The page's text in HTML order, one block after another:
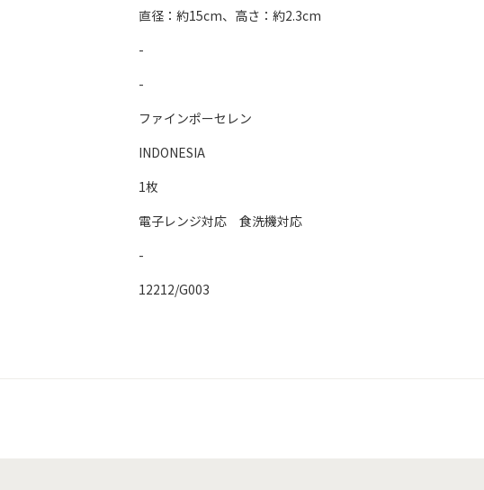
直径：約15cm、高さ：約2.3cm
-
-
ファインポーセレン
INDONESIA
1枚
電子レンジ対応 食洗機対応
-
12212/G003